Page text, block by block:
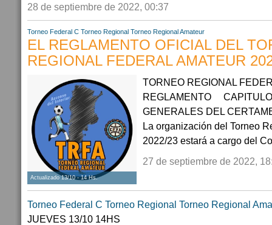
28 de septiembre de 2022, 00:37
Torneo Federal C Torneo Regional Torneo Regional Amateur
EL REGLAMENTO OFICIAL DEL
REGIONAL FEDERAL AMATEUR
Actualizado 13/10 - 14 Hs.
TORNEO REGIONAL
REGLAMENTO
GENERALES DEL
La organización del Torneo
2022/23 estará a cargo del
27 de septiembre de 2022,
Torneo Federal C Torneo Regional Torneo Regional
JUEVES 13/10 14HS